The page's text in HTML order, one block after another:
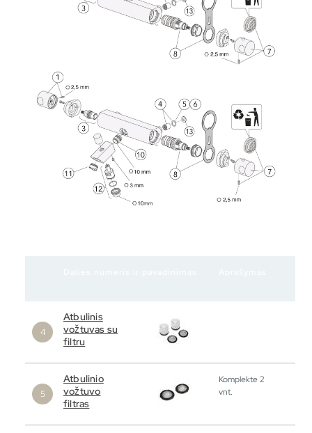
Atbulinis
vožtuvas su
filtru
Atbulinio
vožtuvo
filtras
Komplekte 2
vnt.